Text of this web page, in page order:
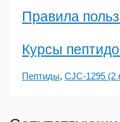
Правила
Курсы
Пептиды, CJC-1295 (2